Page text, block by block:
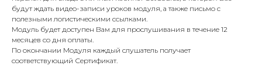
будут ждать видео-записи уроков модуля, а также письмо с
полезными логистическими ссылками.
Модуль будет доступен Вам для прослушивания в течение 12
месяцев со дня оплаты.
По окончании Модуля каждый слушатель получает
соответствующий Сертификат.